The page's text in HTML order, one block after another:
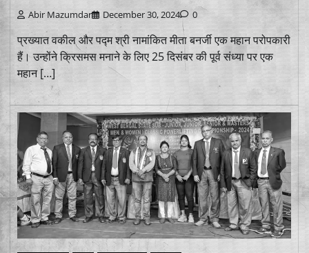
Abir Mazumdar December 30, 2024 0
प्रख्यात वकील और पद्म श्री नामांकित मीता बनर्जी एक महान परोपकारी
हैं। उन्होंने क्रिसमस मनाने के लिए 25 दिसंबर की पूर्व संध्या पर एक
महान […]